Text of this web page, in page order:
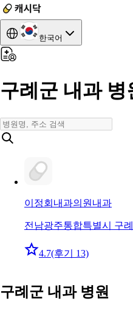
한국어
구례군 내과 병
이정회내과의원 내과
전남광주통합특별시 구
4.7(후기 13)
구례군 내과 병원